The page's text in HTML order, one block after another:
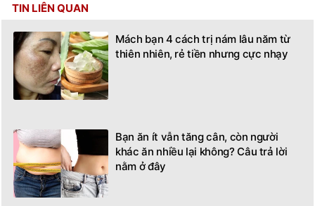
TIN LIÊN QUAN
Mách bạn 4 cách trị nám lâu năm từ
thiên nhiên, rẻ tiền nhưng cực nhạy
Bạn ăn ít vẫn tăng cân, còn người
khác ăn nhiều lại không? Câu trả lời
nằm ở đây